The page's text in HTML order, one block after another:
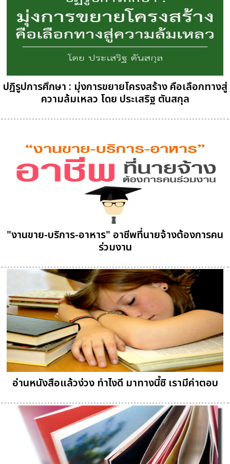
ปฏิรูปการศึกษา : มุ่งการขยายโครงสร้าง คือเลือกทางสู่
ความล้มเหลว โดย ประเสริฐ ตันสกุล
"งานขาย-บริการ-อาหาร" อาชีพที่นายจ้างต้องการคน
ร่วมงาน
อ่านหนังสือแล้วง่วง ทำไงดี มาทางนี้ซิ เรามีคำตอบ